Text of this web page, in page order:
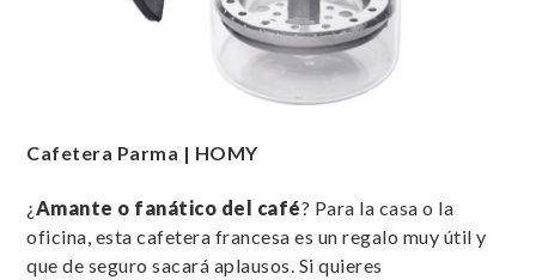
Cafetera Parma | HOMY
¿Amante o fanático del café? Para la casa o la
oficina, esta cafetera francesa es un regalo muy útil y
que de seguro sacará aplausos. Si quieres